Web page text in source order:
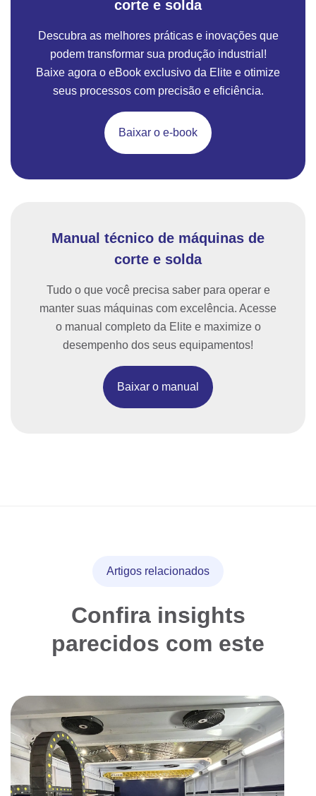
corte e solda
Descubra as melhores práticas e inovações que
podem transformar sua produção industrial!
Baixe agora o eBook exclusivo da Elite e otimize
seus processos com precisão e eficiência.
Baixar o e-book
Manual técnico de máquinas de
corte e solda
Tudo o que você precisa saber para operar e
manter suas máquinas com excelência. Acesse
o manual completo da Elite e maximize o
desempenho dos seus equipamentos!
Baixar o manual
Artigos relacionados
Confira insights
parecidos com este